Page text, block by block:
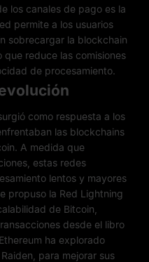
los canales de pago es la
permite a los usuarios
sobrecargar la blockchain
reduce las comisiones
de procesamiento.
como respuesta a los
las blockchains
A medida que
estas redes
lentos y mayores
propuso la Red Lightning
de Bitcoin,
desde el libro
ha explorado
para mejorar sus